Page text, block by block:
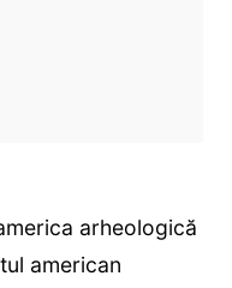
arheologică
american